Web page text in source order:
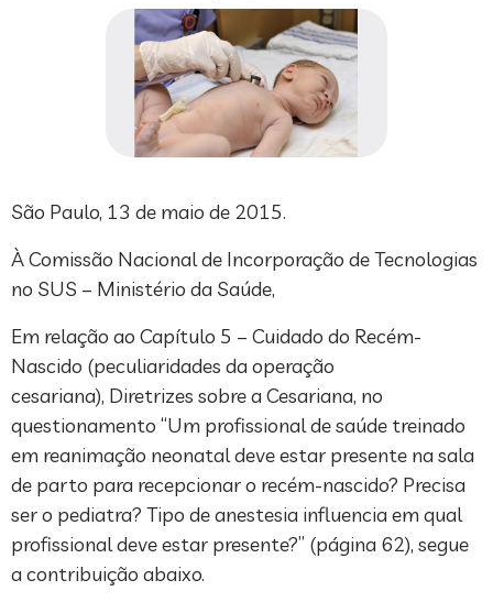
São Paulo, 13 de maio de 2015.
À Comissão Nacional de Incorporação de Tecnologias
no SUS – Ministério da Saúde,
Em relação ao Capítulo 5 – Cuidado do Recém-
Nascido (peculiaridades da operação
cesariana), Diretrizes sobre a Cesariana, no
questionamento “Um profissional de saúde treinado
em reanimação neonatal deve estar presente na sala
de parto para recepcionar o recém-nascido? Precisa
ser o pediatra? Tipo de anestesia influencia em qual
profissional deve estar presente?” (página 62), segue
a contribuição abaixo.